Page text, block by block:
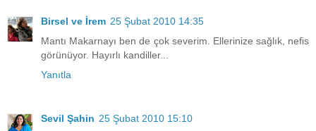
Birsel ve İrem 25 Şubat 2010 14:35
Mantı Makarnayı ben de çok severim. Ellerinize sağlık, nefis
görünüyor. Hayırlı kandiller...
Yanıtla
Sevil Şahin 25 Şubat 2010 15:10